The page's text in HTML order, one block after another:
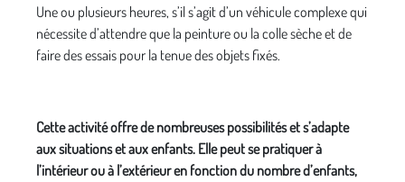
Une ou plusieurs heures, s’il s’agit d’un véhicule complexe qui
nécessite d’attendre que la peinture ou la colle sèche et de
faire des essais pour la tenue des objets fixés.
Cette activité offre de nombreuses possibilités et s’adapte
aux situations et aux enfants. Elle peut se pratiquer à
l’intérieur ou à l’extérieur en fonction du nombre d’enfants,